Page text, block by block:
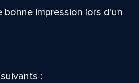
impression lors d’un
: